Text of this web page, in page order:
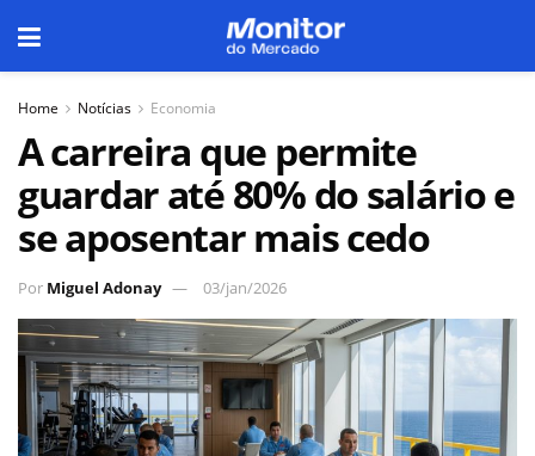
Home Notícias Economia
A carreira que permite
guardar até 80% do salário e
se aposentar mais cedo
Por Miguel Adonay 03/jan/2026